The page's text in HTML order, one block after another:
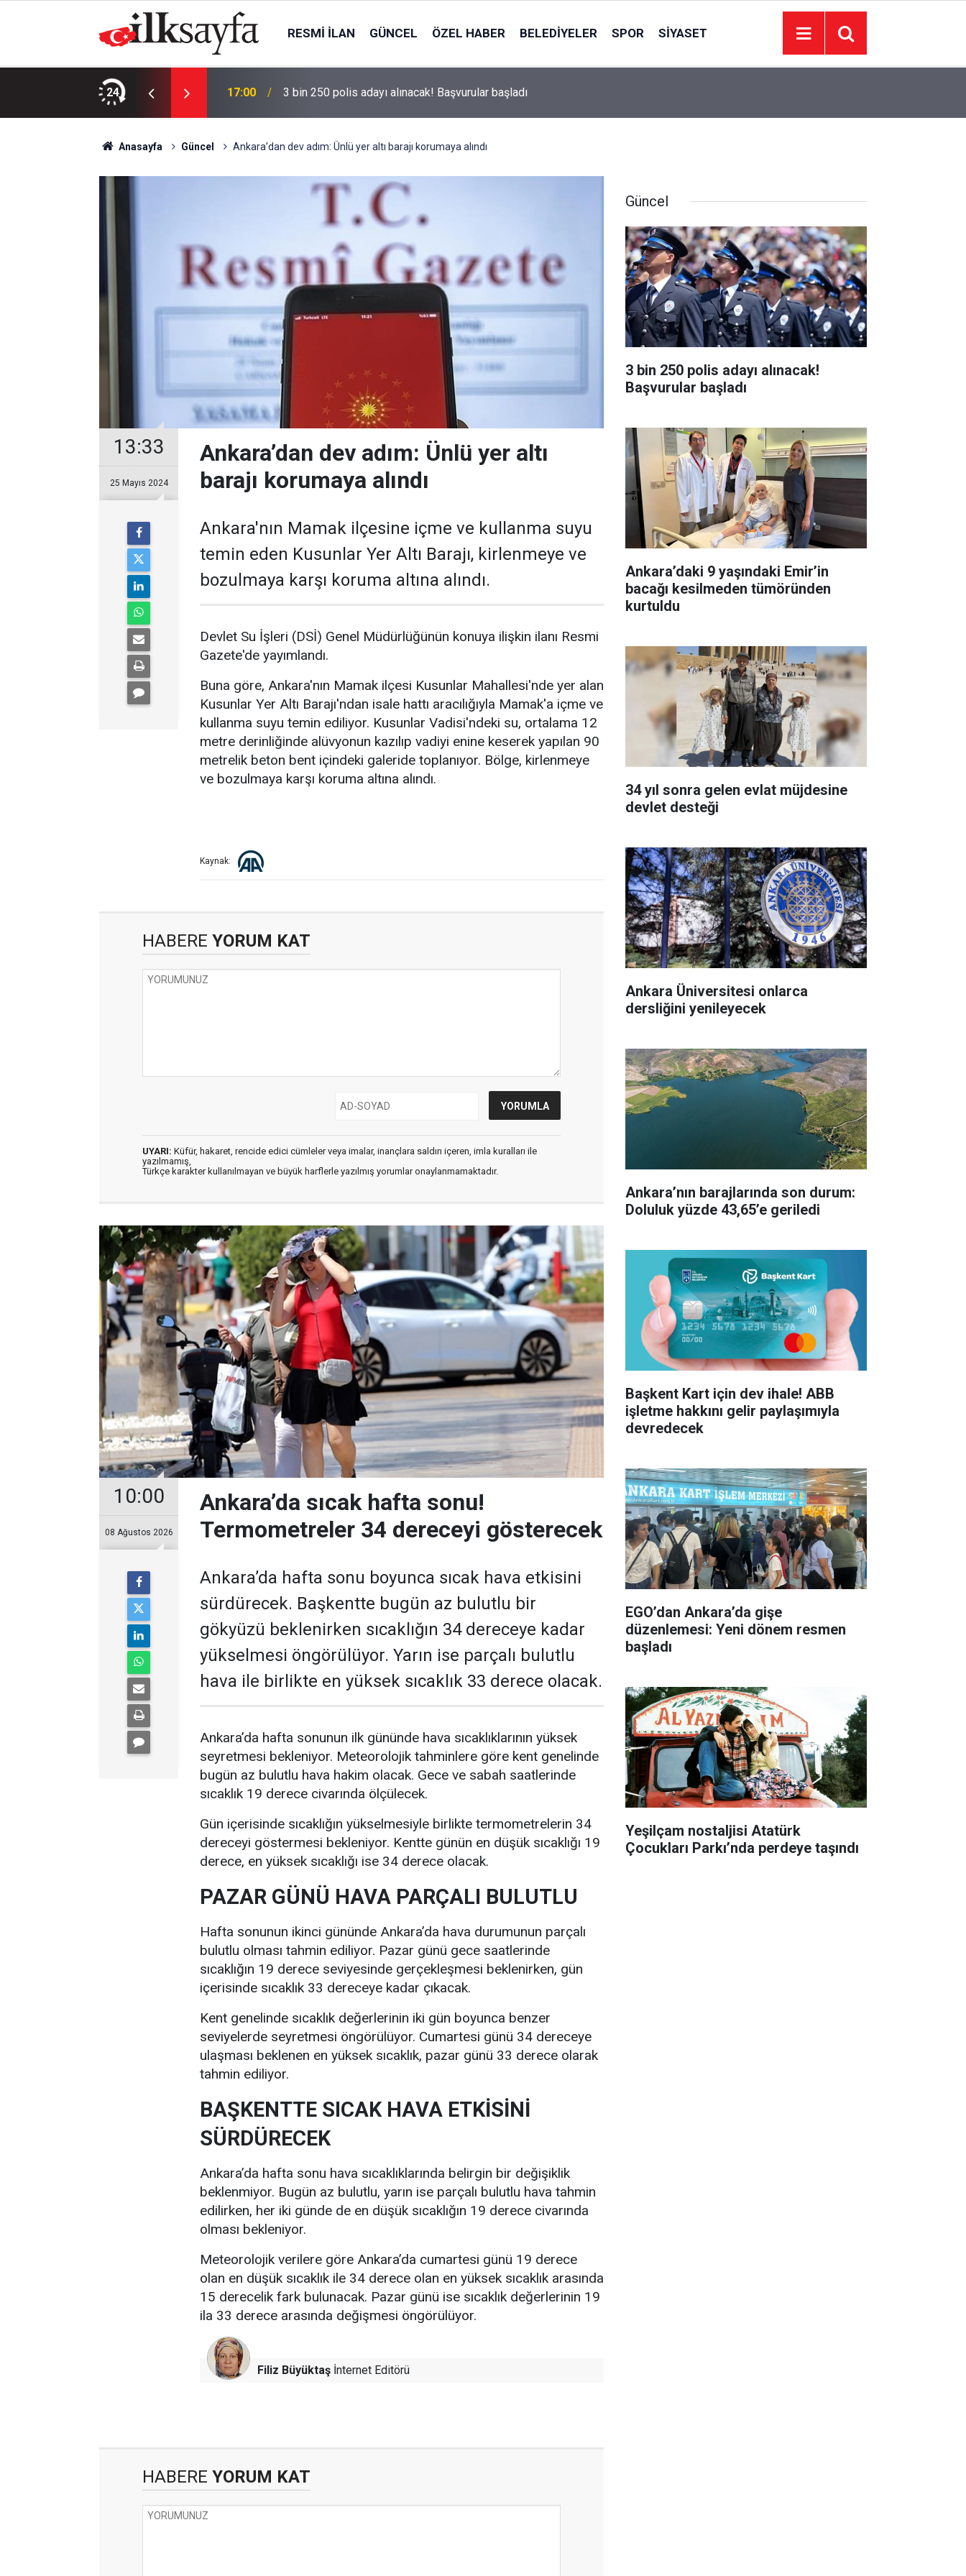
RESMI İLAN GÜNCEL ÖZEL HABER BELEDIYELER SPOR SIYASET
24
bugün kimin maçı var, hangi kanalda? 17:00 3 bin 250 polis adayı alınacak! Başvurular başladı
Anasayfa Güncel Ankara’dan dev adım: Ünlü yer altı barajı korumaya alındı
13:33
25 Mayıs 2024
Ankara’dan dev adım: Ünlü yer altı
barajı korumaya alındı
Ankara'nın Mamak ilçesine içme ve kullanma suyu
temin eden Kusunlar Yer Altı Barajı, kirlenmeye ve
bozulmaya karşı koruma altına alındı.
Devlet Su İşleri (DSİ) Genel Müdürlüğünün konuya ilişkin ilanı Resmi
Gazete'de yayımlandı.
Buna göre, Ankara'nın Mamak ilçesi Kusunlar Mahallesi'nde yer alan
Kusunlar Yer Altı Barajı'ndan isale hattı aracılığıyla Mamak'a içme ve
kullanma suyu temin ediliyor. Kusunlar Vadisi'ndeki su, ortalama 12
metre derinliğinde alüvyonun kazılıp vadiyi enine keserek yapılan 90
metrelik beton bent içindeki galeride toplanıyor. Bölge, kirlenmeye
ve bozulmaya karşı koruma altına alındı.
Kaynak:
HABERE YORUM KAT
UYARI: Küfür, hakaret, rencide edici cümleler veya imalar, inançlara saldırı içeren, imla kuralları ile
yazılmamış,
Türkçe karakter kullanılmayan ve büyük harflerle yazılmış yorumlar onaylanmamaktadır.
10:00
08 Ağustos 2026
Ankara’da sıcak hafta sonu!
Termometreler 34 dereceyi gösterecek
Ankara’da hafta sonu boyunca sıcak hava etkisini
sürdürecek. Başkentte bugün az bulutlu bir
gökyüzü beklenirken sıcaklığın 34 dereceye kadar
yükselmesi öngörülüyor. Yarın ise parçalı bulutlu
hava ile birlikte en yüksek sıcaklık 33 derece olacak.
Ankara’da hafta sonunun ilk gününde hava sıcaklıklarının yüksek
seyretmesi bekleniyor. Meteorolojik tahminlere göre kent genelinde
bugün az bulutlu hava hakim olacak. Gece ve sabah saatlerinde
sıcaklık 19 derece civarında ölçülecek.
Gün içerisinde sıcaklığın yükselmesiyle birlikte termometrelerin 34
dereceyi göstermesi bekleniyor. Kentte günün en düşük sıcaklığı 19
derece, en yüksek sıcaklığı ise 34 derece olacak.
PAZAR GÜNÜ HAVA PARÇALI BULUTLU
Hafta sonunun ikinci gününde Ankara’da hava durumunun parçalı
bulutlu olması tahmin ediliyor. Pazar günü gece saatlerinde
sıcaklığın 19 derece seviyesinde gerçekleşmesi beklenirken, gün
içerisinde sıcaklık 33 dereceye kadar çıkacak.
Kent genelinde sıcaklık değerlerinin iki gün boyunca benzer
seviyelerde seyretmesi öngörülüyor. Cumartesi günü 34 dereceye
ulaşması beklenen en yüksek sıcaklık, pazar günü 33 derece olarak
tahmin ediliyor.
BAŞKENTTE SICAK HAVA ETKİSİNİ
SÜRDÜRECEK
Ankara’da hafta sonu hava sıcaklıklarında belirgin bir değişiklik
beklenmiyor. Bugün az bulutlu, yarın ise parçalı bulutlu hava tahmin
edilirken, her iki günde de en düşük sıcaklığın 19 derece civarında
olması bekleniyor.
Meteorolojik verilere göre Ankara’da cumartesi günü 19 derece
olan en düşük sıcaklık ile 34 derece olan en yüksek sıcaklık arasında
15 derecelik fark bulunacak. Pazar günü ise sıcaklık değerlerinin 19
ila 33 derece arasında değişmesi öngörülüyor.
Filiz Büyüktaş İnternet Editörü
HABERE YORUM KAT
Güncel
3 bin 250 polis adayı alınacak!
Başvurular başladı
Ankara’daki 9 yaşındaki Emir’in
bacağı kesilmeden tümöründen
kurtuldu
34 yıl sonra gelen evlat müjdesine
devlet desteği
Ankara Üniversitesi onlarca
dersliğini yenileyecek
Ankara’nın barajlarında son durum:
Doluluk yüzde 43,65’e geriledi
Başkent Kart için dev ihale! ABB
işletme hakkını gelir paylaşımıyla
devredecek
EGO’dan Ankara’da gişe
düzenlemesi: Yeni dönem resmen
başladı
Yeşilçam nostaljisi Atatürk
Çocukları Parkı’nda perdeye taşındı